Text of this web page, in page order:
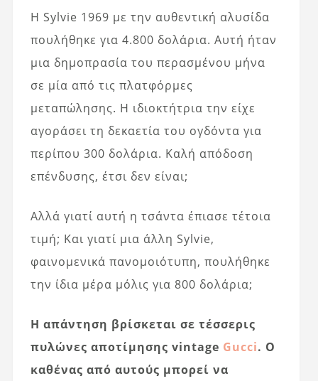
Η Sylvie 1969 με την αυθεντική αλυσίδα
πουλήθηκε για 4.800 δολάρια. Αυτή ήταν
μια δημοπρασία του περασμένου μήνα
σε μία από τις πλατφόρμες
μεταπώλησης. Η ιδιοκτήτρια την είχε
αγοράσει τη δεκαετία του ογδόντα για
περίπου 300 δολάρια. Καλή απόδοση
επένδυσης, έτσι δεν είναι;
Αλλά γιατί αυτή η τσάντα έπιασε τέτοια
τιμή; Και γιατί μια άλλη Sylvie,
φαινομενικά πανομοιότυπη, πουλήθηκε
την ίδια μέρα μόλις για 800 δολάρια;
Η απάντηση βρίσκεται σε τέσσερις
πυλώνες αποτίμησης vintage Gucci. Ο
καθένας από αυτούς μπορεί να